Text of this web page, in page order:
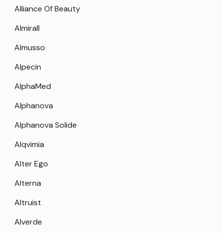
Alliance Of Beauty
Almirall
Almusso
Alpecin
AlphaMed
Alphanova
Alphanova Solide
Alqvimia
Alter Ego
Alterna
Altruist
Alverde